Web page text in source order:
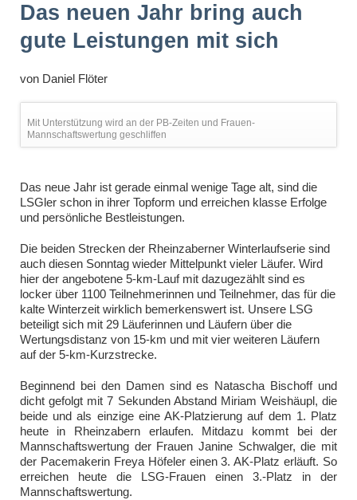
Das neuen Jahr bring auch
gute Leistungen mit sich
von Daniel Flöter
Mit Unterstützung wird an der PB-Zeiten und Frauen-
Mannschaftswertung geschliffen
Das neue Jahr ist gerade einmal wenige Tage alt, sind die
LSGler schon in ihrer Topform und erreichen klasse Erfolge
und persönliche Bestleistungen.
Die beiden Strecken der Rheinzaberner Winterlaufserie sind
auch diesen Sonntag wieder Mittelpunkt vieler Läufer. Wird
hier der angebotene 5-km-Lauf mit dazugezählt sind es
locker über 1100 Teilnehmerinnen und Teilnehmer, das für die
kalte Winterzeit wirklich bemerkenswert ist. Unsere LSG
beteiligt sich mit 29 Läuferinnen und Läufern über die
Wertungsdistanz von 15-km und mit vier weiteren Läufern
auf der 5-km-Kurzstrecke.
Beginnend bei den Damen sind es Natascha Bischoff und
dicht gefolgt mit 7 Sekunden Abstand Miriam Weishäupl, die
beide und als einzige eine AK-Platzierung auf dem 1. Platz
heute in Rheinzabern erlaufen. Mitdazu kommt bei der
Mannschaftswertung der Frauen Janine Schwalger, die mit
der Pacemakerin Freya Höfeler einen 3. AK-Platz erläuft. So
erreichen heute die LSG-Frauen einen 3.-Platz in der
Mannschaftswertung.